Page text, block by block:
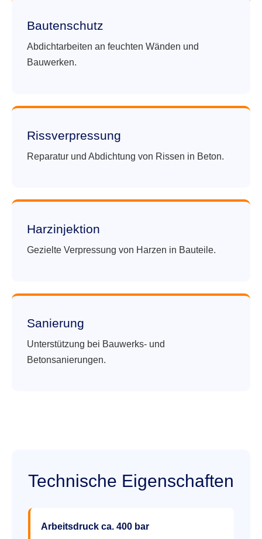
Bautenschutz
Abdichtarbeiten an feuchten Wänden und
Bauwerken.
Rissverpressung
Reparatur und Abdichtung von Rissen in Beton.
Harzinjektion
Gezielte Verpressung von Harzen in Bauteile.
Sanierung
Unterstützung bei Bauwerks- und
Betonsanierungen.
Technische Eigenschaften
Arbeitsdruck ca. 400 bar